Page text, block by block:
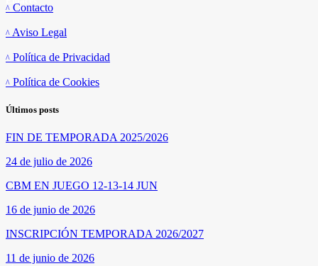
Contacto
Aviso Legal
Política de Privacidad
Política de Cookies
Últimos posts
FIN DE TEMPORADA 2025/2026
24 de julio de 2026
CBM EN JUEGO 12-13-14 JUN
16 de junio de 2026
INSCRIPCIÓN TEMPORADA 2026/2027
11 de junio de 2026